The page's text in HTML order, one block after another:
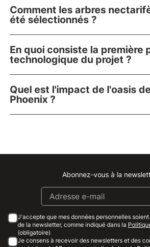
Comment les arbres
été sélectionnés ?
En quoi consiste la première
technologique du projet ?
Quel est l'impact de l'oasis
Phoenix ?
Instagram
Facebook
Linkedin
Youtube
Abonnez-vous à la
J'accepte que mes données personnelles
de la newsletter, comme indiqué dans la
(obligatoire)
Je consens à recevoir des newsletters et des